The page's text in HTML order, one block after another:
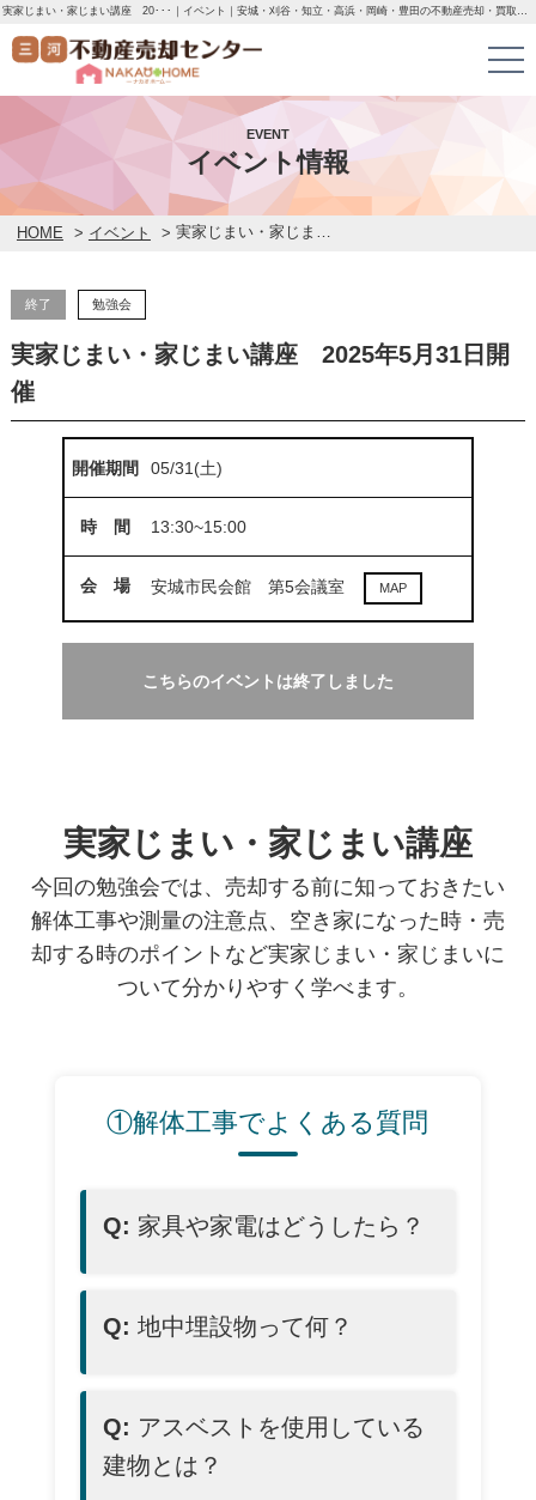
実家じまい・家じまい講座 20･･･｜イベント｜安城・刈谷・知立・高浜・岡崎・豊田の不動産売却・買取・査定なら三河不動産売却センターにお任せください！土地・中古一戸建ての即日無料査定・即金買取を行っています！
HOME > イベント > 実家じまい・家じまい講座 2025年5月31日開催
EVENT
イベント情報
終了 勉強会
実家じまい・家じまい講座 2025年5月31日開
催
開催期間 05/31(土)
時 間 13:30~15:00
会 場 安城市民会館 第5会議室 MAP
こちらのイベントは終了しました
実家じまい・家じまい講座
今回の勉強会では、売却する前に知っておきたい
解体工事や測量の注意点、空き家になった時・売
却する時のポイントなど実家じまい・家じまいに
ついて分かりやすく学べます。
①解体工事でよくある質問
Q: 家具や家電はどうしたら？
Q: 地中埋設物って何？
Q: アスベストを使用している
建物とは？